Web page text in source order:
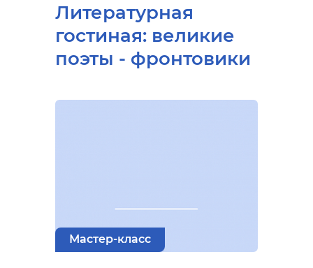
Литературная
гостиная: великие
поэты - фронтовики
Мастер-класс